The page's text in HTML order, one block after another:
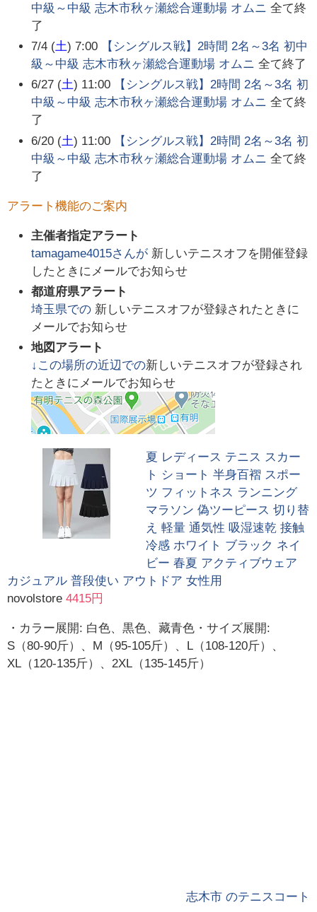
中級～中級 志木市秋ヶ瀬総合運動場 オムニ 全て終
了
7/4 (土) 7:00
【シングルス戦】2時間 2名～3名 初中
級～中級 志木市秋ヶ瀬総合運動場 オムニ 全て終了
6/27 (土) 11:00
【シングルス戦】2時間 2名～3名 初
中級～中級 志木市秋ヶ瀬総合運動場 オムニ 全て終
了
6/20 (土) 11:00
【シングルス戦】2時間 2名～3名 初
中級～中級 志木市秋ヶ瀬総合運動場 オムニ 全て終
了
アラート機能のご案内
主催者指定アラート
tamagame4015さんが 新しいテニスオフを開催登録
したときにメールでお知らせ
都道府県アラート
埼玉県での 新しいテニスオフが登録されたときに
メールでお知らせ
地図アラート
↓この場所の近辺での新しいテニスオフが登録され
たときにメールでお知らせ
夏 レディース テニス スカー
ト ショート 半身百褶 スポー
ツ フィットネス ランニング
マラソン 偽ツーピース 切り替
え 軽量 通気性 吸湿速乾 接触
冷感 ホワイト ブラック ネイ
ビー 春夏 アクティブウェア
カジュアル 普段使い アウトドア 女性用
novolstore 4415円
・カラー展開: 白色、黒色、藏青色・サイズ展開:
S（80-90斤）、M（95-105斤）、L（108-120斤）、
XL（120-135斤）、2XL（135-145斤）
志木市 のテニスコート